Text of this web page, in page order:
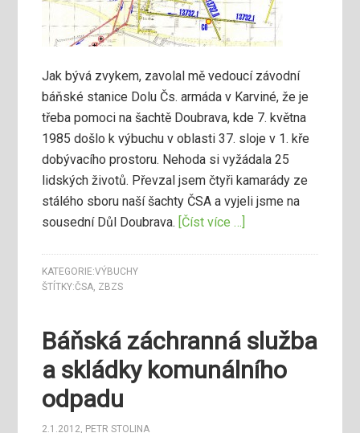
Jak bývá zvykem, zavolal mě vedoucí závodní
báňské stanice Dolu Čs. armáda v Karviné, že je
třeba pomoci na šachtě Doubrava, kde 7. května
1985 došlo k výbuchu v oblasti 37. sloje v 1. kře
dobývacího prostoru. Nehoda si vyžádala 25
lidských životů. Převzal jsem čtyři kamarády ze
stálého sboru naší šachty ČSA a vyjeli jsme na
sousední Důl Doubrava. [Číst více …]
KATEGORIE:VÝBUCHY
ŠTÍTKY:ČSA, ZBZS
Báňská záchranná služba
a skládky komunálního
odpadu
2.1.2012, PETR STOLINA